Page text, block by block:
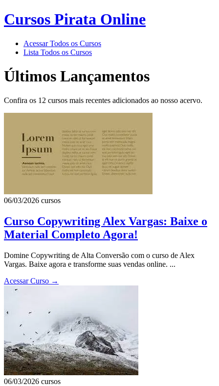
Cursos Pirata Online
Acessar Todos os Cursos
Lista Todos os Cursos
Últimos Lançamentos
Confira os 12 cursos mais recentes adicionados ao nosso acervo.
06/03/2026 cursos
Curso Copywriting Alex Vargas: Baixe o
Material Completo Agora!
Domine Copywriting de Alta Conversão com o curso de Alex
Vargas. Baixe agora e transforme suas vendas online. ...
Acessar Curso →
06/03/2026 cursos